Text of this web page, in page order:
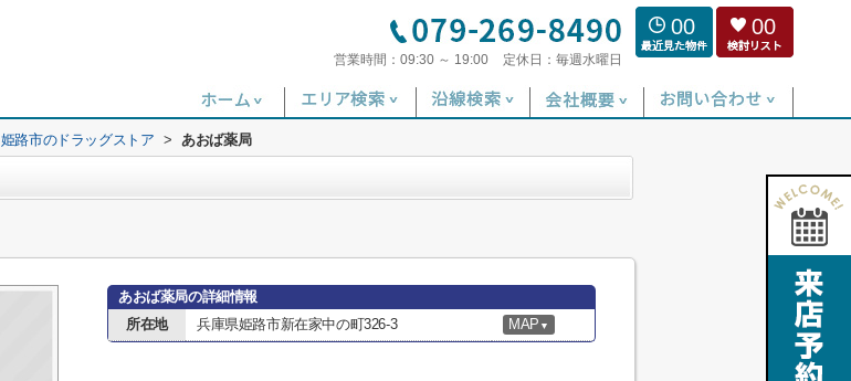
営業時間： 09:30 ～ 19:00 定休日： 毎週水曜日
00 00
姫路市のドラッグストア > あおば薬局
あおば薬局の詳細情報
所在地
兵庫県姫路市新在家中の町326-3 MAP ▼